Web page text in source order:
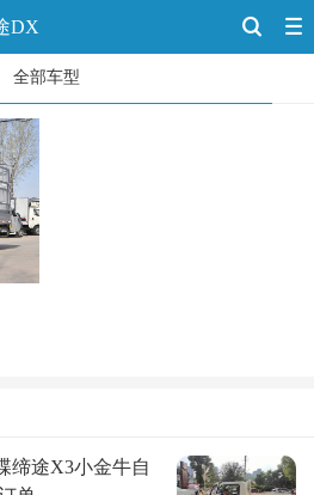
DX
全部车型
缔途X3小金牛自